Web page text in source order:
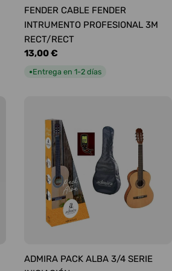
FENDER CABLE FENDER
INTRUMENTO PROFESIONAL 3M
RECT/RECT
Precio
13,00 €
●Entrega en 1-2 días
ADMIRA PACK ALBA 3/4 SERIE